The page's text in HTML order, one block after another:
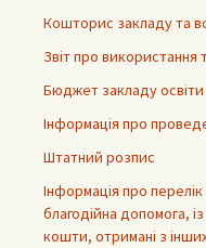
Кошторис закладу та
Звіт про
Бюджет закладу освіти
Інформація про
Штатний розпис
Інформація про
благодійна допомога,
кошти, отримані з